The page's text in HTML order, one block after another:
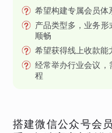
希望构建专属会员体
产品类型多，业务
顺畅
希望获得线上收款能
经常举办行业会议
程
搭建微信公众号会